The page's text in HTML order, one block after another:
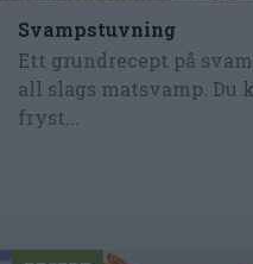
Svampstuvning
Ett grundrecept på
all slags matsvamp. Du
fryst...